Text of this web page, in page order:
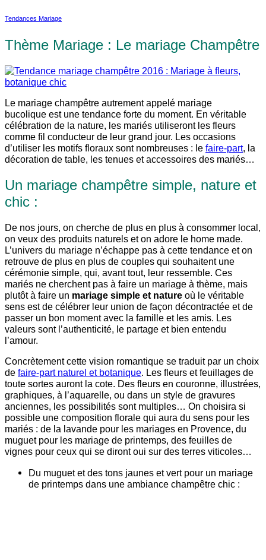
Tendances Mariage
Thème Mariage : Le mariage Champêtre
Le mariage champêtre autrement appelé mariage
bucolique est une tendance forte du moment. En véritable
célébration de la nature, les mariés utiliseront les fleurs
comme fil conducteur de leur grand jour. Les occasions
d’utiliser les motifs floraux sont nombreuses : le faire-part, la
décoration de table, les tenues et accessoires des mariés…
Un mariage champêtre simple, nature et
chic :
De nos jours, on cherche de plus en plus à consommer local,
on veux des produits naturels et on adore le home made.
L’univers du mariage n’échappe pas à cette tendance et on
retrouve de plus en plus de couples qui souhaitent une
cérémonie simple, qui, avant tout, leur ressemble. Ces
mariés ne cherchent pas à faire un mariage à thème, mais
plutôt à faire un mariage simple et nature où le véritable
sens est de célébrer leur union de façon décontractée et de
passer un bon moment avec la famille et les amis. Les
valeurs sont l’authenticité, le partage et bien entendu
l’amour.
Concrètement cette vision romantique se traduit par un choix
de faire-part naturel et botanique. Les fleurs et feuillages de
toute sortes auront la cote. Des fleurs en couronne, illustrées,
graphiques, à l’aquarelle, ou dans un style de gravures
anciennes, les possibilités sont multiples… On choisira si
possible une composition florale qui aura du sens pour les
mariés : de la lavande pour les mariages en Provence, du
muguet pour les mariage de printemps, des feuilles de
vignes pour ceux qui se diront oui sur des terres viticoles…
Du muguet et des tons jaunes et vert pour un mariage
de printemps dans une ambiance champêtre chic :